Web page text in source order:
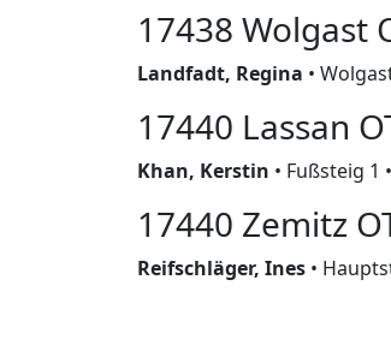
17438 Wolgast
Landfadt, Regina •
17440 Lassan
Khan, Kerstin • Fußsteig 1
17440 Zemitz
Reifschläger, Ines •